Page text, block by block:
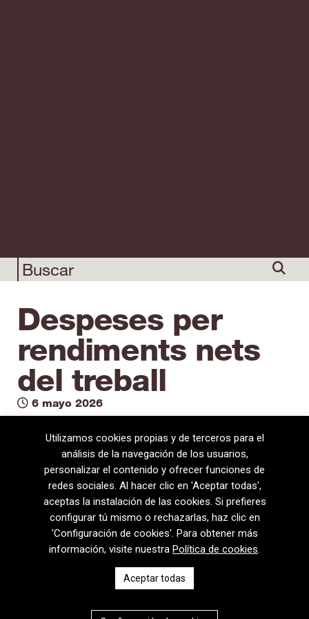
Despeses per
rendiments nets
del treball
6 mayo 2026
08720 Vilafranca del Penedès · General Prim 5, 2n · Barcelona
+34 938 170 417 · F+34 938 170 301
|Política de privacidad|Política de cookies
Utilizamos cookies propias y de terceros para el
análisis de la navegación de los usuarios,
personalizar el contenido y ofrecer funciones de
redes sociales. Al hacer clic en 'Aceptar todas',
aceptas la instalación de las cookies. Si prefieres
configurar tú mismo o rechazarlas, haz clic en
'Configuración de cookies'. Para obtener más
información, visite nuestra Política de cookies.
Aceptar todas